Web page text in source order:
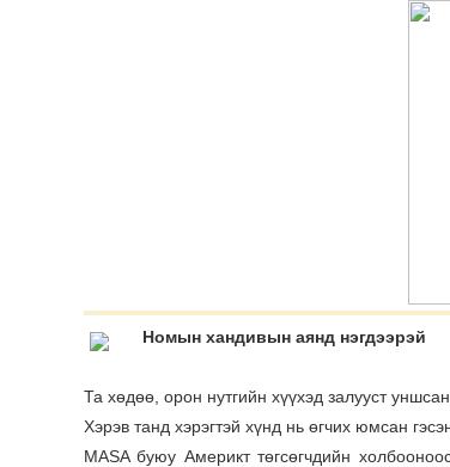
Номын хандивын аянд нэгдээрэй
Та хөдөө, орон нутгийн хүүхэд залууст
Хэрэв танд хэрэгтэй хүнд нь өгчих юмсан
MASA буюу Америкт төгсөгчдийн